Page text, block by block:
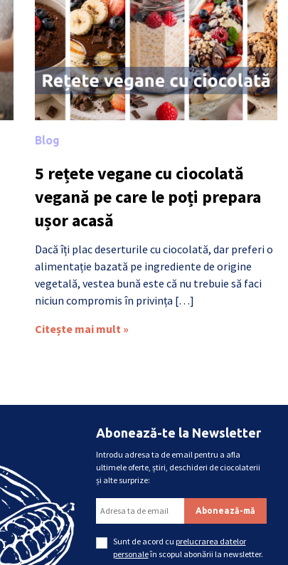
Blog
5 rețete vegane cu ciocolată
vegană pe care le poți prepara
ușor acasă
Dacă îți plac deserturile cu ciocolată, dar preferi o
alimentație bazată pe ingrediente de origine
vegetală, vestea bună este că nu trebuie să faci
niciun compromis în privința […]
Citește mai mult »
Abonează-te la Newsletter
Introdu adresa ta de email pentru a afla
ultimele oferte, știri, deschideri de ciocolaterii
și alte surprize:
Sunt de acord cu prelucrarea datelor
personaleîn scopul abonării la newsletter.